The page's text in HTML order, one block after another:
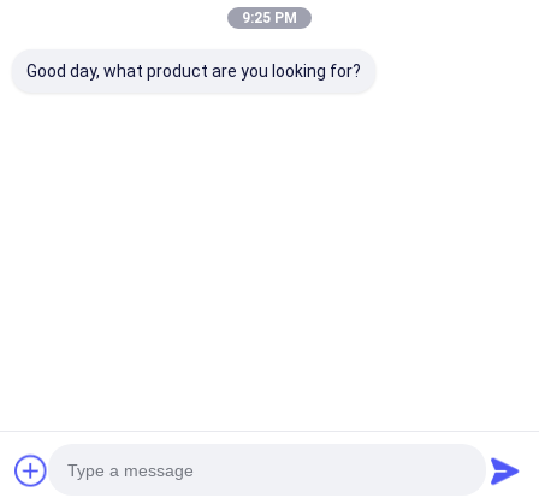
9:25 PM
Good day, what product are you looking for?